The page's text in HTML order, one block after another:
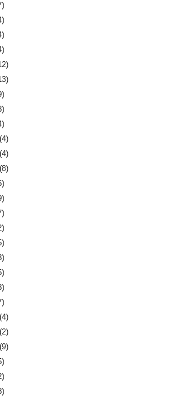
(4)
(4)
(8)
(4)
(2)
(9)